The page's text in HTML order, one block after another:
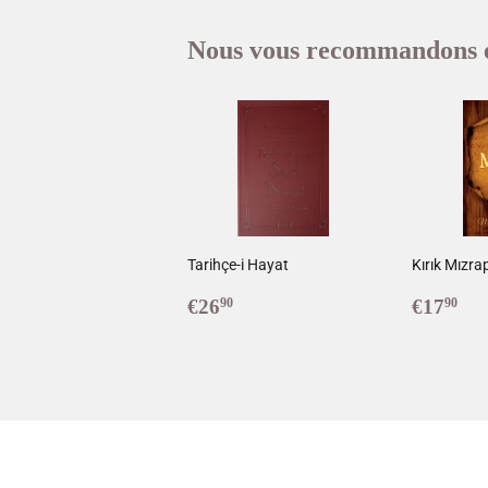
Nous vous recommandons
Tarihçe-i Hayat
Prix
€2690
Kırık
Prix
€1790